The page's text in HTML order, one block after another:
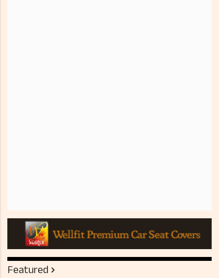
Featured